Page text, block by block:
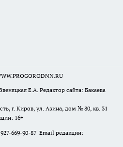
Е.А. Редактор сайта: Бакаева
г. Киров, ул. Азина, дом № 80, кв. 31
16+
669-90-87 Email редакции: